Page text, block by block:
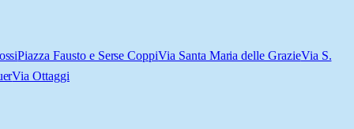
Piazza Fausto e Serse CoppiVia Santa Maria delle GrazieVia S.
Via Ottaggi